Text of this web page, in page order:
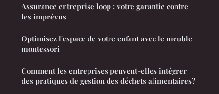
Assurance entreprise loop : votre garantie contre
les imprévus
Optimisez l'espace de votre enfant avec le meuble
montessori
Comment les entreprises peuvent-elles intégrer
des pratiques de gestion des déchets alimentaires?